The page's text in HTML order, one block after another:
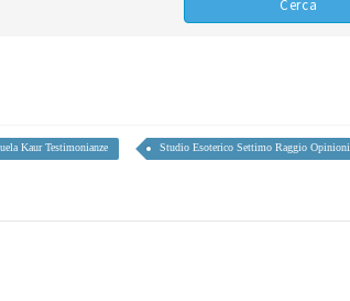
Kaur Testimonianze Studio Esoterico Settimo Raggio Opinioni